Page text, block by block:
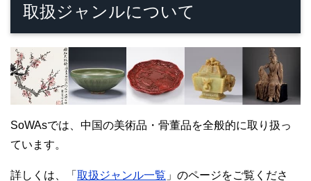
取扱ジャンルについて
SoWAsでは、中国の美術品・骨董品を全般的に取り扱っ
ています。
詳しくは、「 取扱ジャンル一覧 」のページをご覧くださ